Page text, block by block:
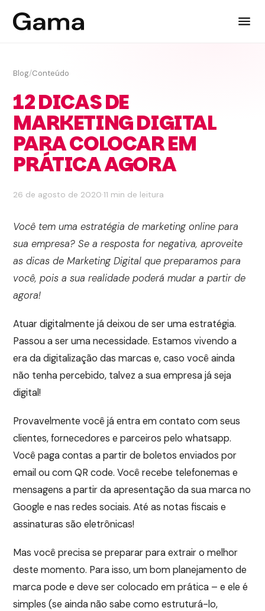
Blog/Conteúdo
12 DICAS DE
MARKETING DIGITAL
PARA COLOCAR EM
PRÁTICA AGORA
26 de agosto de 2020·11 min de leitura
Você tem uma estratégia de marketing online para
sua empresa? Se a resposta for negativa, aproveite
as dicas de Marketing Digital que preparamos para
você, pois a sua realidade poderá mudar a partir de
agora!
Atuar digitalmente já deixou de ser uma estratégia.
Passou a ser uma necessidade. Estamos vivendo a
era da digitalização das marcas e, caso você ainda
não tenha percebido, talvez a sua empresa já seja
digital!
Provavelmente você já entra em contato com seus
clientes, fornecedores e parceiros pelo whatsapp.
Você paga contas a partir de boletos enviados por
email ou com QR code. Você recebe telefonemas e
mensagens a partir da apresentação da sua marca no
Google e nas redes sociais. Até as notas fiscais e
assinaturas são eletrônicas!
Mas você precisa se preparar para extrair o melhor
deste momento. Para isso, um bom planejamento de
marca pode e deve ser colocado em prática – e ele é
simples (se ainda não sabe como estruturá-lo,